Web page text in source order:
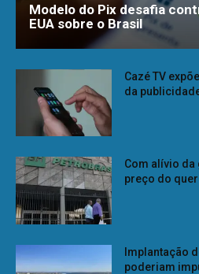
Modelo do Pix desafia
EUA sobre o Brasil
Cazé TV
da
Com alívio
preço do
Implantação
poderiam